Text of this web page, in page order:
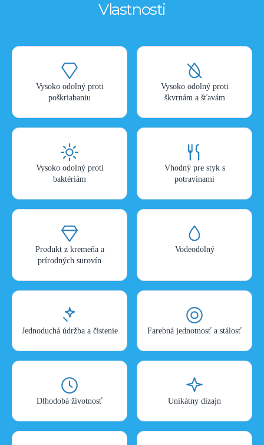
Vlastnosti
Vysoko odolný proti
poškriabaniu
Vysoko odolný proti
škvrnám a šťavám
Vysoko odolný proti
baktériám
Vhodný pre styk s
potravinami
Produkt z kremeňa a
prírodných surovín
Vodeodolný
Jednoduchá údržba a čistenie Farebná jednotnosť a stálosť
Dlhodobá životnosť Unikátny dizajn